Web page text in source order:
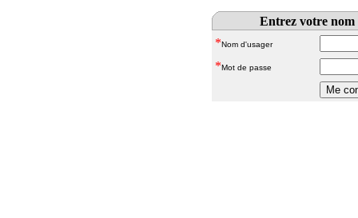
Entrez votre nom
*Nom d'usager
*Mot de passe